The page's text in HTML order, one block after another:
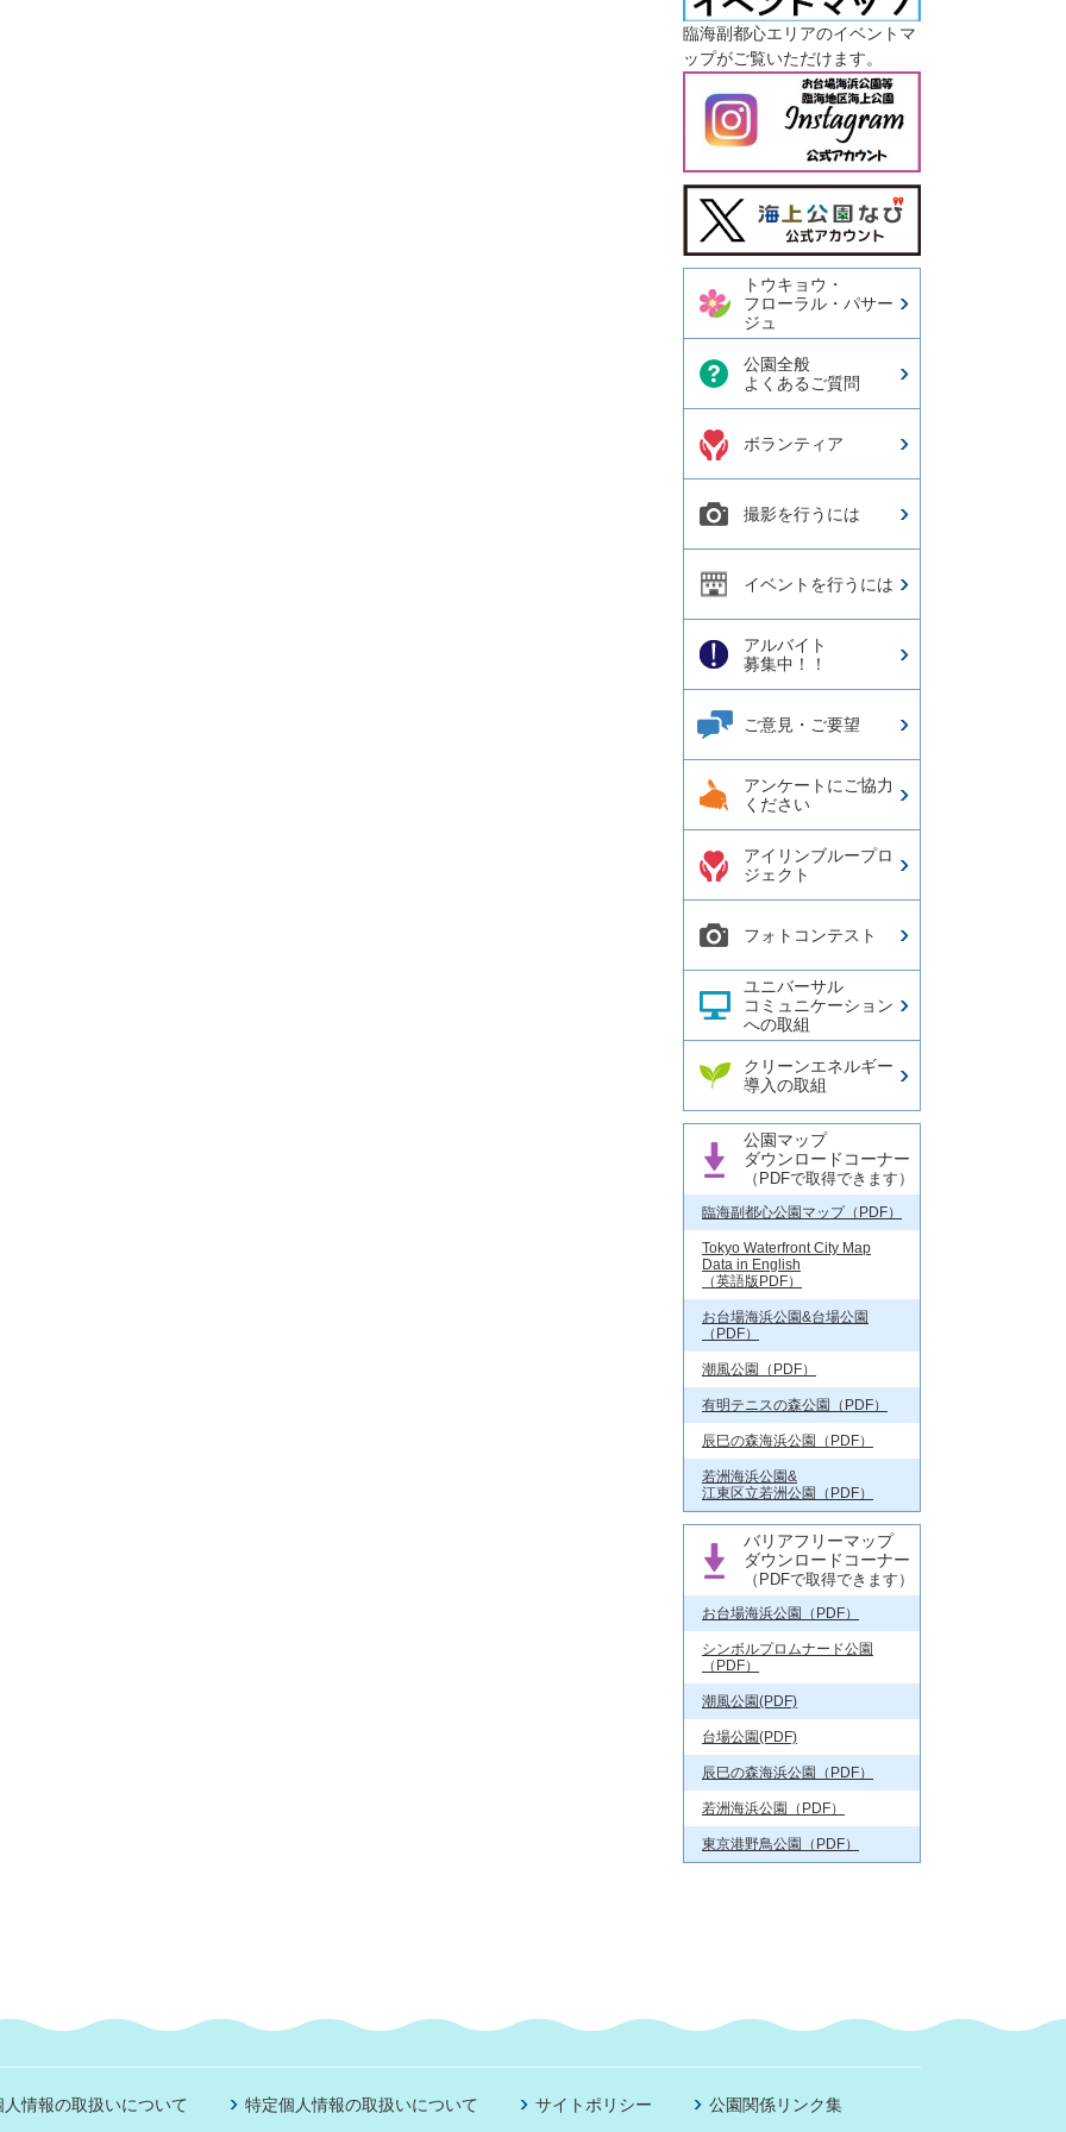
臨海副都心エリアのイベントマ
ップがご覧いただけます。
今日の東京港埠頭㈱【公式
X】
トウキョウ・
フローラル・パサー
ジュ
公園全般
よくあるご質問
ボランティア
撮影を行うには
イベントを行うには
アルバイト
募集中！！
ご意見・ご要望
アンケートにご協力
ください
アイリンブループロ
ジェクト
フォトコンテスト
ユニバーサル
コミュニケーション
への取組
クリーンエネルギー
導入の取組
公園マップ
ダウンロードコーナー
（PDFで取得できます）
臨海副都心公園マップ（PDF）
Tokyo Waterfront City Map
Data in English
（英語版PDF）
お台場海浜公園&台場公園
（PDF）
潮風公園（PDF）
有明テニスの森公園（PDF）
辰巳の森海浜公園（PDF）
若洲海浜公園&
江東区立若洲公園（PDF）
バリアフリーマップ
ダウンロードコーナー
（PDFで取得できます）
お台場海浜公園（PDF）
シンボルプロムナード公園
（PDF）
潮風公園(PDF)
台場公園(PDF)
辰巳の森海浜公園（PDF）
若洲海浜公園（PDF）
東京港野鳥公園（PDF）
人情報の取扱いについて 特定個人情報の取扱いについて サイトポリシー 公園関係リンク集